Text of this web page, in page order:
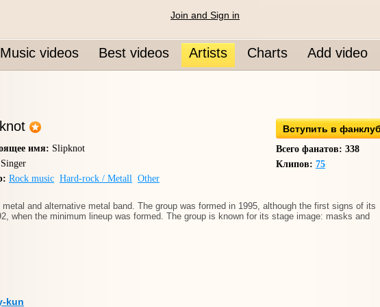
Join and Sign in
Music videos Best videos Artists Charts Add video
Вступить в
Всего фанатов: 338
Клипов: 75
имя: Slipknot
Singer
Rock music Hard-rock / Metall Other
and alternative metal band. The group was formed in 1995, although the first signs of its
when the minimum lineup was formed. The group is known for its stage image: masks and
kun